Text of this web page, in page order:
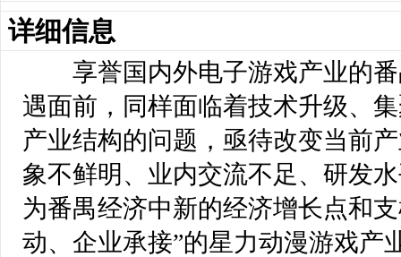
详细信息
享誉国内外电子游戏产业的番
遇面前，同样面临着技术升级、
产业结构的问题，亟待改变当前
象不鲜明、业内交流不足、研发
为番禺经济中新的经济增长点和
动、企业承接”的星力动漫游戏产